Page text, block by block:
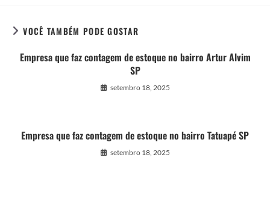
VOCÊ TAMBÉM PODE GOSTAR
Empresa que faz contagem de estoque no bairro Artur Alvim
SP
setembro 18, 2025
Empresa que faz contagem de estoque no bairro Tatuapé SP
setembro 18, 2025